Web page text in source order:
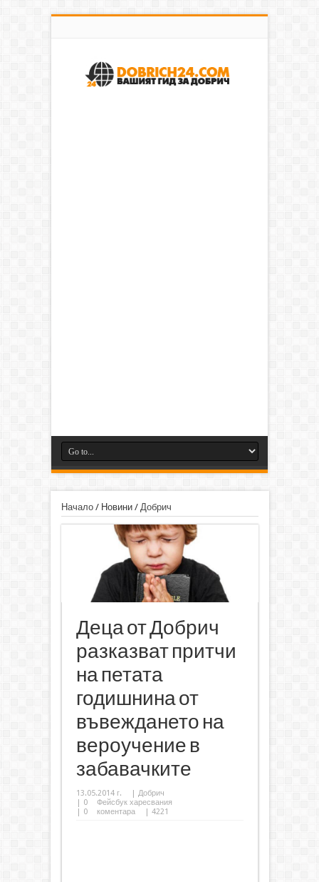
Начало/ Новини/ Добрич
Деца от Добрич
разказват притчи
на петата
годишнина от
въвеждането на
вероучение в
забавачките
13.05.2014 г. | Добрич
| 0
Фейсбук харесвания
| 0 коментара | 4221